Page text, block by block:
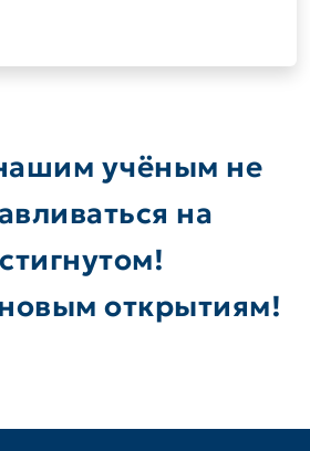
учёным не
на
открытиям!